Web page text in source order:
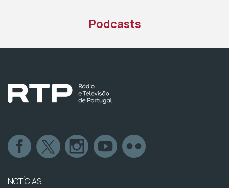
Podcasts
NOTÍCIAS